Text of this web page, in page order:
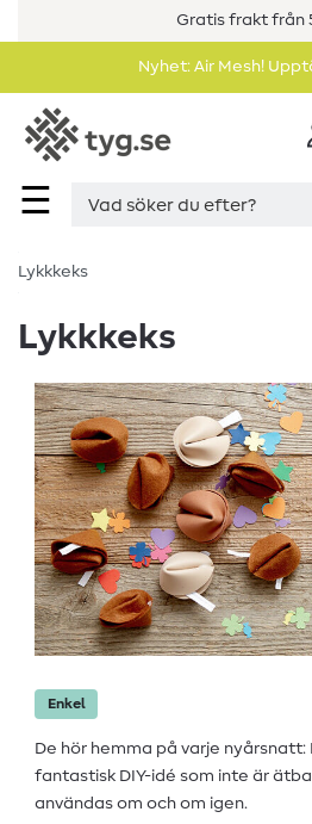
Gratis frakt från
Nyhet: Air Mesh!
☰
Lykkkeks
Lykkkeks
Enkel
De hör hemma på varje nyårsnatt:
fantastisk DIY-idé som inte är
användas om och om igen.